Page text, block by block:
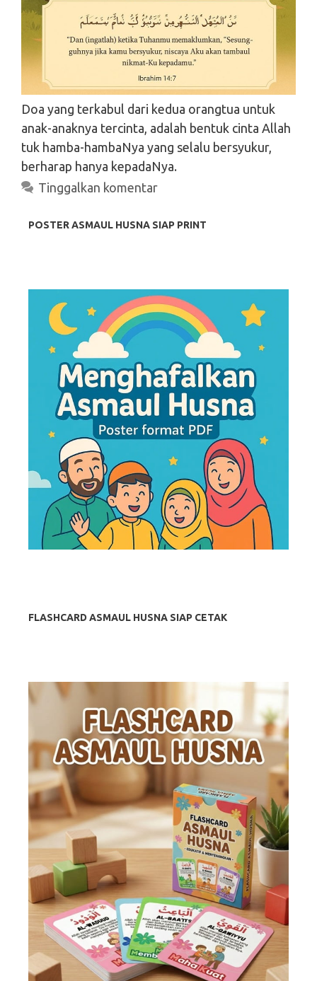
Doa yang terkabul dari kedua orangtua untuk
anak-anaknya tercinta, adalah bentuk cinta Allah
tuk hamba-hambaNya yang selalu bersyukur,
berharap hanya kepadaNya.
Tinggalkan komentar
Search
Search
POSTER ASMAUL HUSNA SIAP PRINT
FLASHCARD ASMAUL HUSNA SIAP CETAK